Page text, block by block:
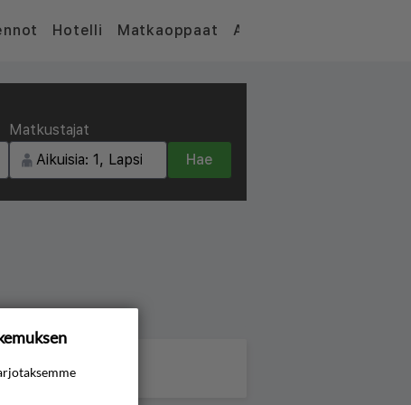
Hotelli Matkaoppaat Artikkelit
Matkustajat
Hae